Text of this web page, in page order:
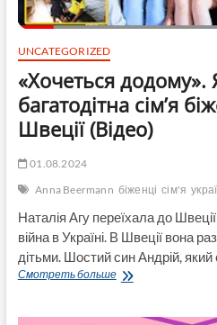
ТЦК
за
UNCATEGORIZED
«Хочеться додому».
багатодітна сім’я
Швеції (Відео)
01.08.2024
Anna Beermann біженці сім'я
Наталія Агу переїхала до
війна в Україні. В Швеції вона
дітьми. Шостий син Андрій, який
Смотреть больше«Хочеться